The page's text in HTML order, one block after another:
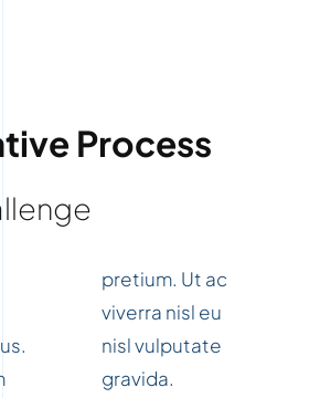
Process
pretium. Ut ac
viverra nisl eu
nisl vulputate
gravida.